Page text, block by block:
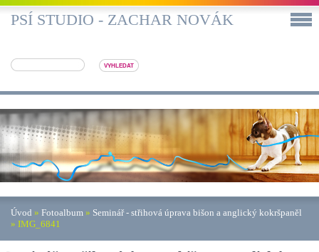
PSÍ STUDIO - ZACHAR NOVÁK
Úvod » Fotoalbum » Seminář - střihová úprava bišon a anglický kokršpaněl
» IMG_6841